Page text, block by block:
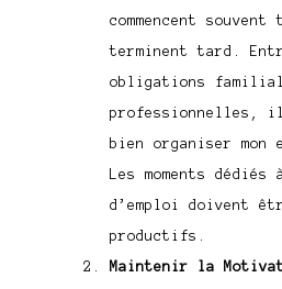
commencent
terminent tard.
obligations
professionnelles,
bien organiser mon
Les moments
d’emploi doivent
productifs.
Maintenir la